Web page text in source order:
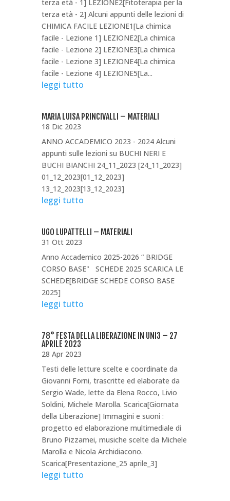
terza età - 1] LEZIONE2[Fitoterapia per la
terza età - 2] Alcuni appunti delle lezioni di
CHIMICA FACILE LEZIONE1[La chimica
facile - Lezione 1] LEZIONE2[La chimica
facile - Lezione 2] LEZIONE3[La chimica
facile - Lezione 3] LEZIONE4[La chimica
facile - Lezione 4] LEZIONE5[La...
leggi tutto
MARIA LUISA PRINCIVALLI – MATERIALI
18 Dic 2023
ANNO ACCADEMICO 2023 - 2024 Alcuni
appunti sulle lezioni su BUCHI NERI E
BUCHI BIANCHI 24_11_2023 [24_11_2023]
01_12_2023[01_12_2023]
13_12_2023[13_12_2023]
leggi tutto
UGO LUPATTELLI – MATERIALI
31 Ott 2023
Anno Accademico 2025-2026 “ BRIDGE
CORSO BASE" SCHEDE 2025 SCARICA LE
SCHEDE[BRIDGE SCHEDE CORSO BASE
2025]
leggi tutto
78° FESTA DELLA LIBERAZIONE IN UNI3 – 27
APRILE 2023
28 Apr 2023
Testi delle letture scelte e coordinate da
Giovanni Forni, trascritte ed elaborate da
Sergio Wade, lette da Elena Rocco, Livio
Soldini, Michele Marolla. Scarica[Giornata
della Liberazione] Immagini e suoni :
progetto ed elaborazione multimediale di
Bruno Pizzamei, musiche scelte da Michele
Marolla e Nicola Archidiacono.
Scarica[Presentazione_25 aprile_3]
leggi tutto